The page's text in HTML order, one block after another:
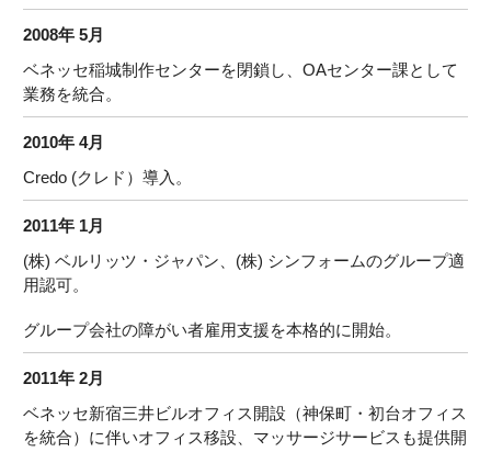
2008年 5月
ベネッセ稲城制作センターを閉鎖し、OAセンター課として
業務を統合。
2010年 4月
Credo (クレド）導入。
2011年 1月
(株) ベルリッツ・ジャパン、(株) シンフォームのグループ適
用認可。
グループ会社の障がい者雇用支援を本格的に開始。
2011年 2月
ベネッセ新宿三井ビルオフィス開設（神保町・初台オフィス
を統合）に伴いオフィス移設、マッサージサービスも提供開